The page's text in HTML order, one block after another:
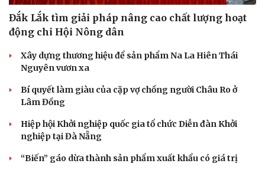
Đắk Lắk tìm giải pháp nâng cao chất lượng hoạt
động chi Hội Nông dân
Xây dựng thương hiệu để sản phẩm Na La Hiên Thái
Nguyên vươn xa
Bí quyết làm giàu của cặp vợ chồng người Châu Ro ở
Lâm Đồng
Hiệp hội Khởi nghiệp quốc gia tổ chức Diễn đàn Khởi
nghiệp tại Đà Nẵng
“Biến” gáo dừa thành sản phẩm xuất khẩu có giá trị